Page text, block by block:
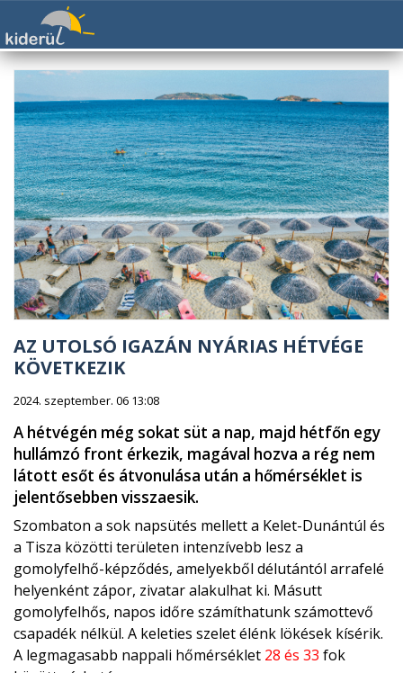
AZ UTOLSÓ IGAZÁN NYÁRIAS HÉTVÉGE
KÖVETKEZIK
2024. szeptember. 06 13:08
A hétvégén még sokat süt a nap, majd hétfőn egy
hullámzó front érkezik, magával hozva a rég nem
látott esőt és átvonulása után a hőmérséklet is
jelentősebben visszaesik.
Szombaton a sok napsütés mellett a Kelet-Dunántúl és
a Tisza közötti területen intenzívebb lesz a
gomolyfelhő-képződés, amelyekből délutántól arrafelé
helyenként zápor, zivatar alakulhat ki. Másutt
gomolyfelhős, napos időre számíthatunk számottevő
csapadék nélkül. A keleties szelet élénk lökések kísérik.
A legmagasabb nappali hőmérséklet 28 és 33 fok